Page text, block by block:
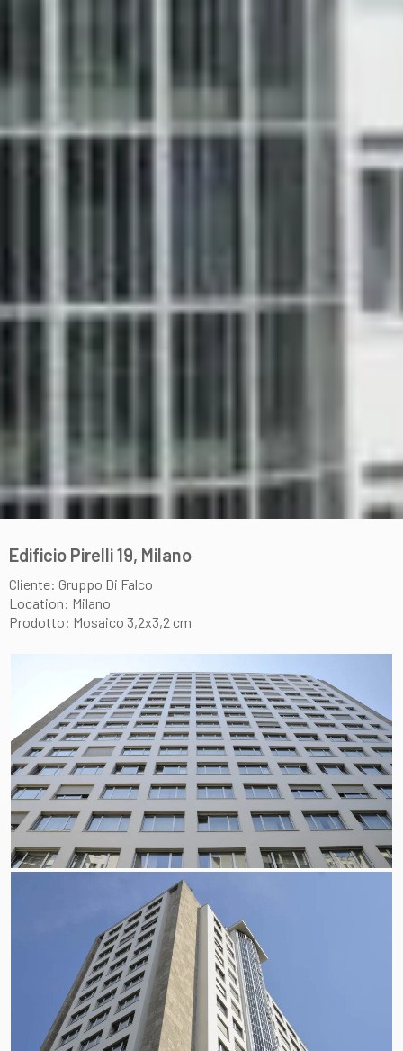
Edificio Pirelli 19, Milano
Cliente: Gruppo Di Falco
Location: Milano
Prodotto: Mosaico 3,2x3,2 cm